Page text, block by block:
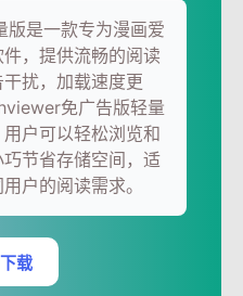
是一款专为漫画爱
，提供流畅的阅读
扰，加载速度更
免广告版轻量
户可以轻松浏览和
节省存储空间，适
户的阅读需求。
载